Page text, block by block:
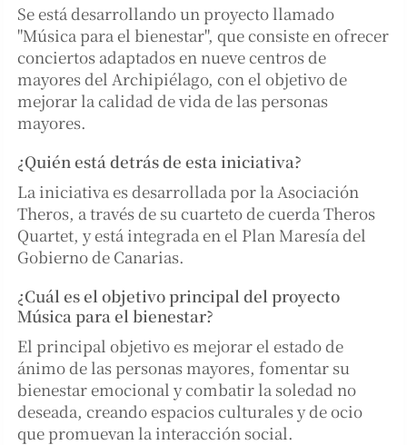
Se está desarrollando un proyecto llamado
"Música para el bienestar", que consiste en ofrecer
conciertos adaptados en nueve centros de
mayores del Archipiélago, con el objetivo de
mejorar la calidad de vida de las personas
mayores.
¿Quién está detrás de esta iniciativa?
La iniciativa es desarrollada por la Asociación
Theros, a través de su cuarteto de cuerda Theros
Quartet, y está integrada en el Plan Maresía del
Gobierno de Canarias.
¿Cuál es el objetivo principal del proyecto
Música para el bienestar?
El principal objetivo es mejorar el estado de
ánimo de las personas mayores, fomentar su
bienestar emocional y combatir la soledad no
deseada, creando espacios culturales y de ocio
que promuevan la interacción social.